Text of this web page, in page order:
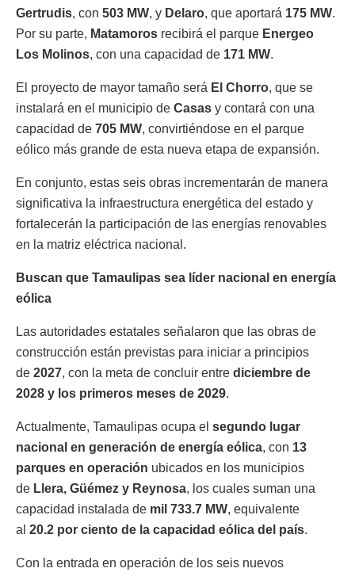
Gertrudis, con 503 MW, y Delaro, que aportará 175 MW.
Por su parte, Matamoros recibirá el parque Energeo
Los Molinos, con una capacidad de 171 MW.
El proyecto de mayor tamaño será El Chorro, que se
instalará en el municipio de Casas y contará con una
capacidad de 705 MW, convirtiéndose en el parque
eólico más grande de esta nueva etapa de expansión.
En conjunto, estas seis obras incrementarán de manera
significativa la infraestructura energética del estado y
fortalecerán la participación de las energías renovables
en la matriz eléctrica nacional.
Buscan que Tamaulipas sea líder nacional en energía
eólica
Las autoridades estatales señalaron que las obras de
construcción están previstas para iniciar a principios
de 2027, con la meta de concluir entre diciembre de
2028 y los primeros meses de 2029.
Actualmente, Tamaulipas ocupa el segundo lugar
nacional en generación de energía eólica, con 13
parques en operación ubicados en los municipios
de Llera, Güémez y Reynosa, los cuales suman una
capacidad instalada de mil 733.7 MW, equivalente
al 20.2 por ciento de la capacidad eólica del país.
Con la entrada en operación de los seis nuevos